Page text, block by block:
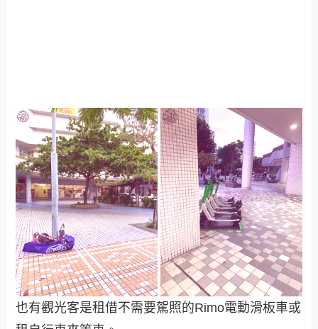
也有觀光客是租借不需要駕照的Rimo電動滑板車或